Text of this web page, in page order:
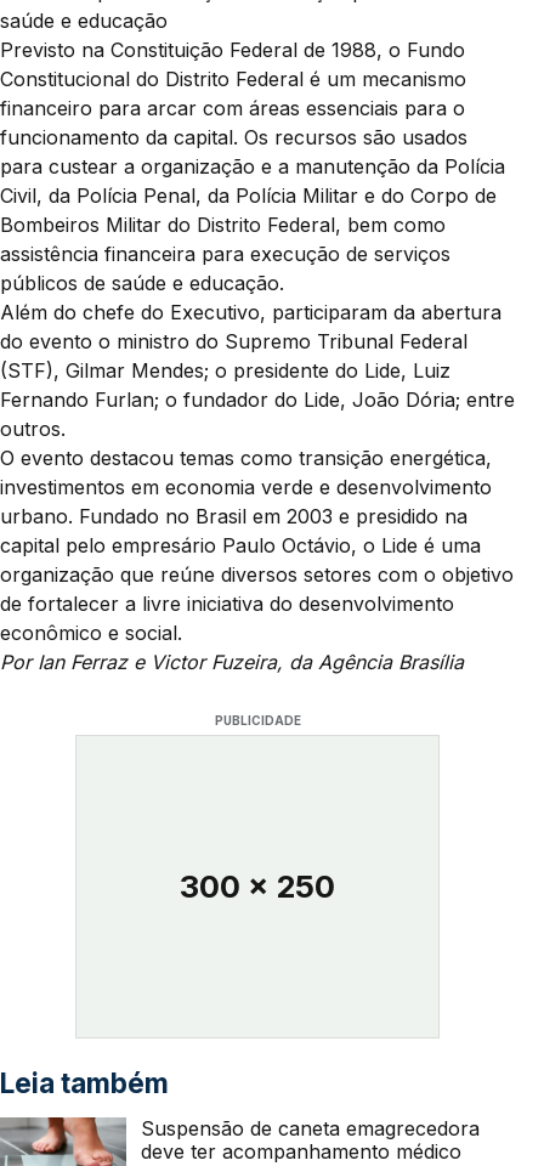
saúde e educação
Previsto na Constituição Federal de 1988, o Fundo
Constitucional do Distrito Federal é um mecanismo
financeiro para arcar com áreas essenciais para o
funcionamento da capital. Os recursos são usados
para custear a organização e a manutenção da Polícia
Civil, da Polícia Penal, da Polícia Militar e do Corpo de
Bombeiros Militar do Distrito Federal, bem como
assistência financeira para execução de serviços
públicos de saúde e educação.
Além do chefe do Executivo, participaram da abertura
do evento o ministro do Supremo Tribunal Federal
(STF), Gilmar Mendes; o presidente do Lide, Luiz
Fernando Furlan; o fundador do Lide, João Dória; entre
outros.
O evento destacou temas como transição energética,
investimentos em economia verde e desenvolvimento
urbano. Fundado no Brasil em 2003 e presidido na
capital pelo empresário Paulo Octávio, o Lide é uma
organização que reúne diversos setores com o objetivo
de fortalecer a livre iniciativa do desenvolvimento
econômico e social.
Por Ian Ferraz e Victor Fuzeira, da Agência Brasília
PUBLICIDADE
300 x 250
Leia também
Suspensão de caneta emagrecedora
deve ter acompanhamento médico